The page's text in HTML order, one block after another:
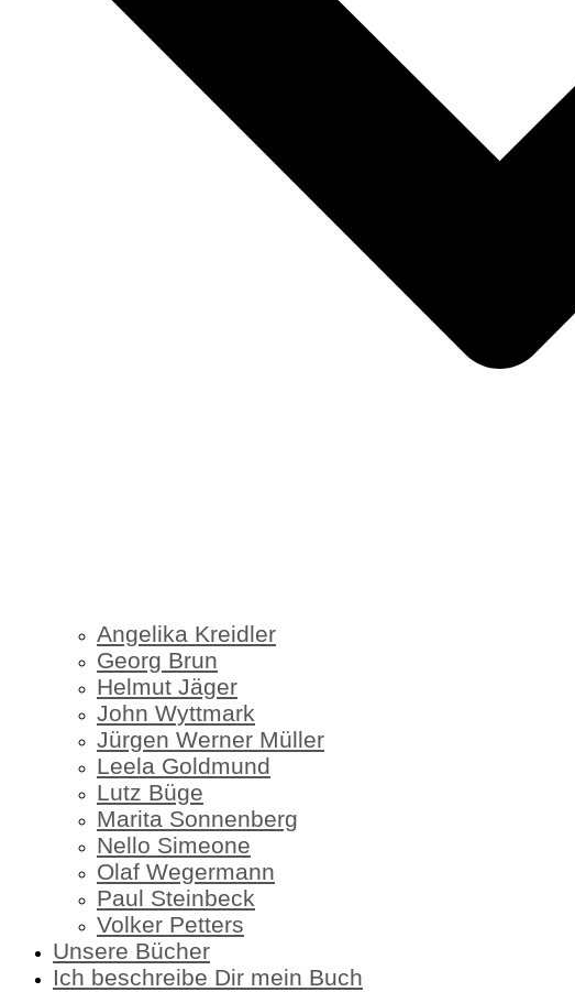
Angelika Kreidler
Georg Brun
Helmut Jäger
John Wyttmark
Jürgen Werner Müller
Leela Goldmund
Lutz Büge
Marita Sonnenberg
Nello Simeone
Olaf Wegermann
Paul Steinbeck
Volker Petters
Unsere Bücher
Ich beschreibe Dir mein Buch